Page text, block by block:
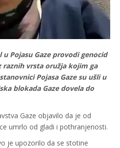
Pojasu Gaze provodi genocid
vrsta oružja kojim ga
Pojasa Gaze su ušli u
blokada Gaze dovela do
Gaze objavilo da je od
umrlo od gladi i pothranjenosti.
je upozorilo da se stotine